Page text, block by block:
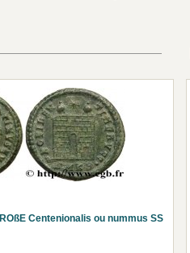
Centenionalis ou nummus SS